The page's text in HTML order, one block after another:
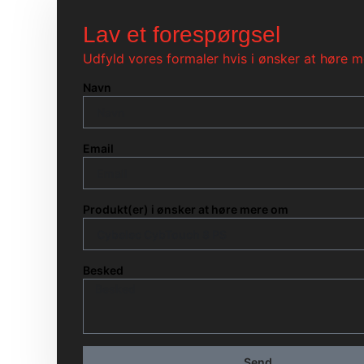
Lav et forespørgsel
Udfyld vores formaler hvis i ønsker at høre
Navn
Email
Produkt(er) i ønsker at høre mere om
Besked